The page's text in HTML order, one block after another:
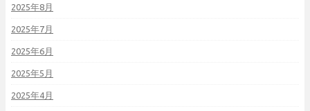
2025年8月
2025年7月
2025年6月
2025年5月
2025年4月